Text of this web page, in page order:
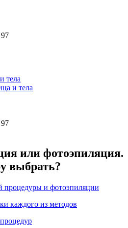
тела
и тела
или фотоэпиляция.
выбрать?
процедуры и фотоэпиляции
каждого из методов